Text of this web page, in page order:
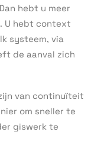
hebt u meer
U hebt context
systeem, via
de aanval zich
van continuïteit
om sneller te
giswerk te